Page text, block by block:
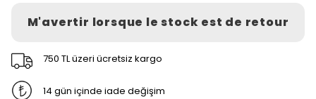
M'avertir lorsque le stock est de retour
750 TL üzeri ücretsiz kargo
14 gün içinde iade değişim